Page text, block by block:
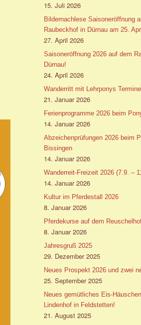
15. Juli 2026
Bildernachlese Saisoneröffnung
Raubeckhof in Dürnau am 25.
27. April 2026
Saisoneröffnung 2026 auf dem
Dürnau!
24. April 2026
Wanderritt mit Lehrponys
21. Januar 2026
Ferienprogramme 2026 beim
14. Januar 2026
Abzeichenprüfungen 2026 beim
Bissingen
14. Januar 2026
Wanderreit-Freizeit 2026 (7.9. –
14. Januar 2026
Kultur im Pferdestall 2026
8. Januar 2026
Pferdekurse auf dem
8. Januar 2026
Jahresgruß 2025
29. Dezember 2025
Neues Prospekt 2026 und zwei
25. September 2025
Neues gemütliches Eis-
Lindenhof in Feldstetten!
21. August 2025